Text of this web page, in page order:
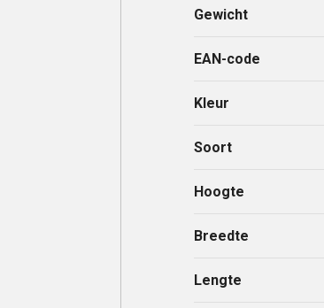
Gewicht
EAN-code
Kleur
Soort
Hoogte
Breedte
Lengte